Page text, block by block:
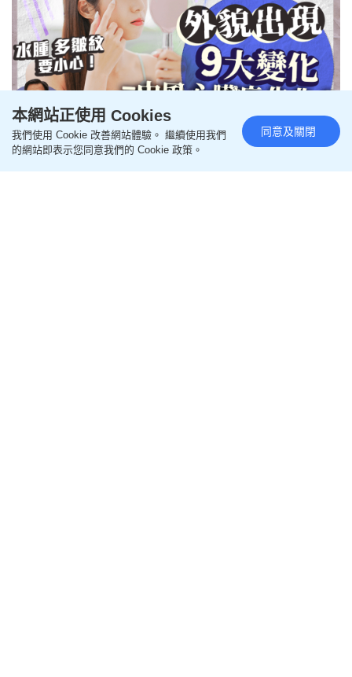
臉水腫皺紋多=中風心臟病先兆？
外貌有9大變化恐患心血管病 醫生
本網站正使用 Cookies
我們使用 Cookie 改善網站體驗。 繼續使用我們
的網站即表示您同意我們的 Cookie 政策。
同意及關閉